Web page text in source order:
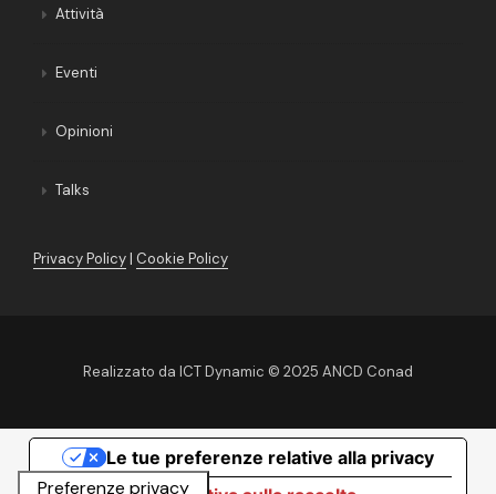
Attività
Eventi
Opinioni
Talks
Privacy Policy| Cookie Policy
Realizzato da ICT Dynamic © 2025 ANCD Conad
Le tue preferenze relative alla privacy